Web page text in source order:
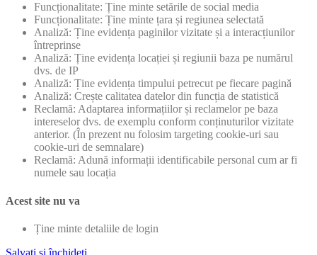
Funcționalitate: Ține minte setările de social media
Funcționalitate: Ține minte țara și regiunea selectată
Analiză: Ține evidența paginilor vizitate și a interacțiunilor
întreprinse
Analiză: Ține evidența locației și regiunii baza pe numărul
dvs. de IP
Analiză: Ține evidența timpului petrecut pe fiecare pagină
Analiză: Crește calitatea datelor din funcția de statistică
Reclamă: Adaptarea informațiilor și reclamelor pe baza
intereselor dvs. de exemplu conform conținuturilor vizitate
anterior. (În prezent nu folosim targeting cookie-uri sau
cookie-uri de semnalare)
Reclamă: Adună informații identificabile personal cum ar fi
numele sau locația
Acest site nu va
Ține minte detaliile de login
Salvați și închideți